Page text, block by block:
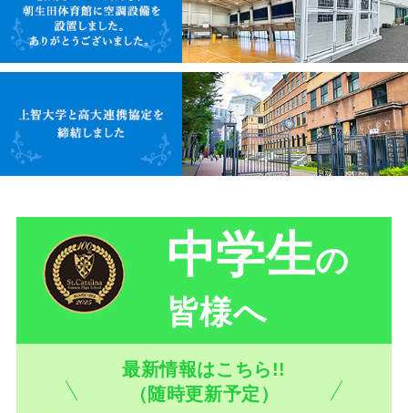
中学生の
皆様へ
最新情報はこちら!!
（随時更新予定）